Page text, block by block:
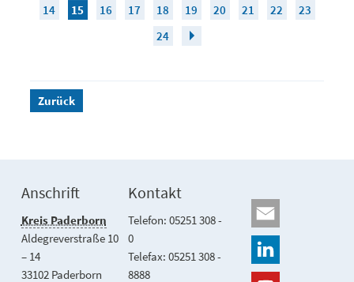
14
15 16 17 18 19 20 21 22
23
24
Zurück
Anschrift
Kreis Paderborn
Aldegreverstraße 10
– 14
33102 Paderborn
Kontakt
Telefon: 05251 308 -
0
Telefax: 05251 308 -
8888